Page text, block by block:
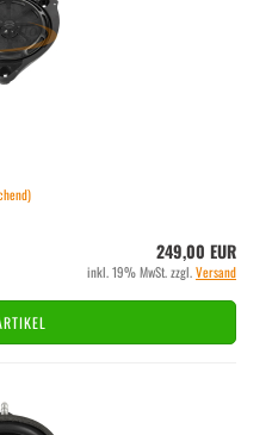
249,00 EUR
inkl. 19% MwSt. zzgl.Versand